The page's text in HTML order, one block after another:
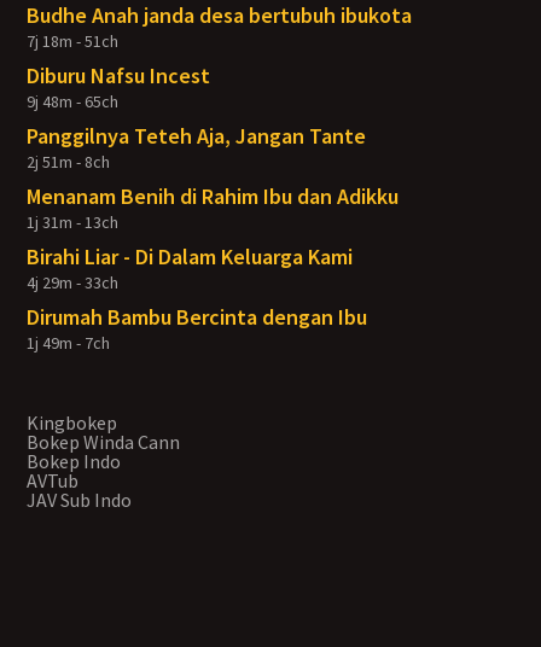
Budhe Anah janda desa bertubuh ibukota
7j 18m - 51ch
Diburu Nafsu Incest
9j 48m - 65ch
Panggilnya Teteh Aja, Jangan Tante
2j 51m - 8ch
Menanam Benih di Rahim Ibu dan Adikku
1j 31m - 13ch
Birahi Liar - Di Dalam Keluarga Kami
4j 29m - 33ch
Dirumah Bambu Bercinta dengan Ibu
1j 49m - 7ch
Kingbokep
Bokep Winda Cann
Bokep Indo
AVTub
JAV Sub Indo